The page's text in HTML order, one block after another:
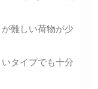
難しい荷物が少
タイプでも十分